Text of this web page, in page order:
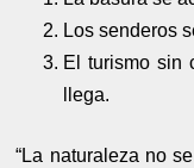
Los senderos
El turismo sin
llega.
“La naturaleza no